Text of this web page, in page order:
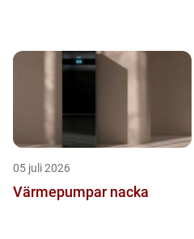
05 juli 2026
Värmepumpar nacka